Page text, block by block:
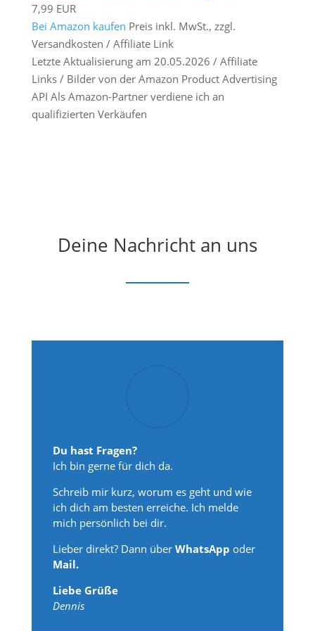
7,99 EUR
Bei Amazon kaufen Preis inkl. MwSt., zzgl.
Versandkosten / Affiliate Link
Letzte Aktualisierung am 20.05.2026 / Affiliate
Links / Bilder von der Amazon Product Advertising
API Als Amazon-Partner verdiene ich an
qualifizierten Verkäufen
Deine Nachricht an uns
Du hast Fragen?
Ich bin gerne für dich da.
Schreib mir kurz, worum es geht und wie
ich dich am besten erreiche. Ich melde
mich persönlich bei dir.
Lieber direkt? Dann überWhatsApp oder
Mail.
Liebe Grüße
Dennis